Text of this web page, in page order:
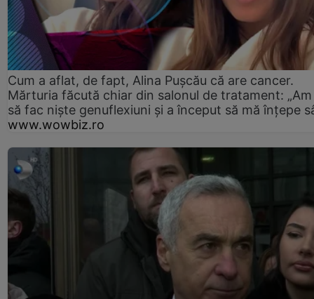
Cum a aflat, de fapt, Alina Pușcău că are cancer.
Mărturia făcută chiar din salonul de tratament:
să fac niște genuflexiuni și a început să mă înțepe
www.wowbiz.ro